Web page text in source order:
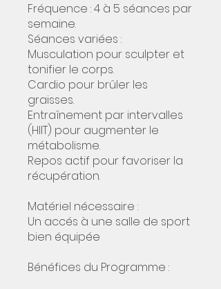
Fréquence : 4 à 5 séances par
semaine.
Séances variées :
Musculation pour sculpter et
tonifier le corps.
Cardio pour brûler les
graisses.
Entraînement par intervalles
(HIIT) pour augmenter le
métabolisme.
Repos actif pour favoriser la
récupération.
Matériel nécessaire :
Un accés à une salle de sport
bien équipée
Bénéfices du Programme :